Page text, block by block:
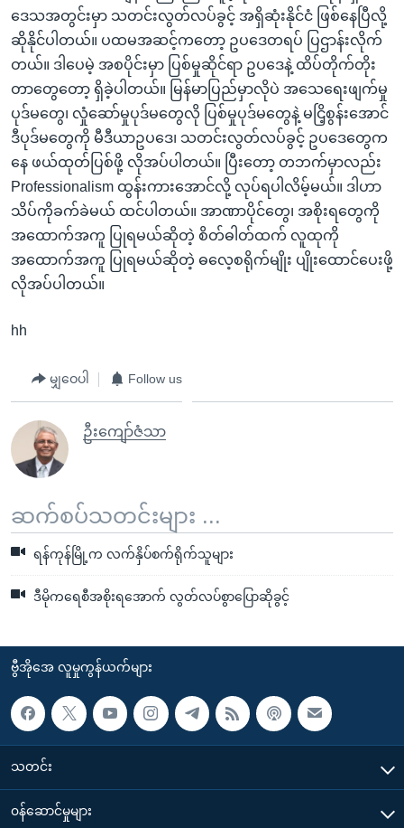
ဒေသအတွင်းမှာ သတင်းလွတ်လပ်ခွင့် အရှိဆုံးနိုင်ငံ ဖြစ်နေပြီလို့
ဆိုနိုင်ပါတယ်။ ပထမအဆင့်ကတော့ ဥပဒေတရပ် ပြဌာန်းလိုက်
တယ်။ ဒါပေမဲ့ အစပိုင်းမှာ ပြစ်မှုဆိုင်ရာ ဥပဒေနဲ့ ထိပ်တိုက်တိုး
တာတွေတော့ ရှိခဲ့ပါတယ်။ မြန်မာပြည်မှာလိုပဲ အသေရေးဖျက်မှု
ပုဒ်မတွေ၊ လှုံဆော်မှုပုဒ်မတွေလို ပြစ်မှုပုဒ်မတွေနဲ့ မငြိ့စွန်းအောင်
ဒီပုဒ်မတွေကို မီဒီယာဥပဒေ၊ သတင်းလွတ်လပ်ခွင့် ဥပဒေတွေက
နေ ဖယ်ထုတ်ပြစ်ဖို့ လိုအပ်ပါတယ်။ ပြီးတော့ တဘက်မှာလည်း
Professionalism ထွန်းကားအောင်လို့ လုပ်ရပါလိမ့်မယ်။ ဒါဟာ
သိပ်ကိုခက်ခဲမယ် ထင်ပါတယ်။ အာဏာပိုင်တွေ၊ အစိုးရတွေကို
အထောက်အကူ ပြုရမယ်ဆိုတဲ့ စိတ်ဓါတ်ထက် လူထုကို
အထောက်အကူ ပြုရမယ်ဆိုတဲ့ ဓလေ့စရိုက်မျိုး ပျိုးထောင်ပေးဖို့
လိုအပ်ပါတယ်။
hh
မျှဝေပါ Follow us
ဦးကျော်ဇံသာ
ဆက်စပ်သတင်းများ ...
ရန်ကုန်မြို့က လက်နှိပ်စက်ရိုက်သူများ
ဒီမိုကရေစီအစိုးရအောက် လွတ်လပ်စွာပြောဆိုခွင့်
ဗွီအိုအေ လူမှုကွန်ယက်များ
သတင်း
၀န်ဆောင်မှုများ